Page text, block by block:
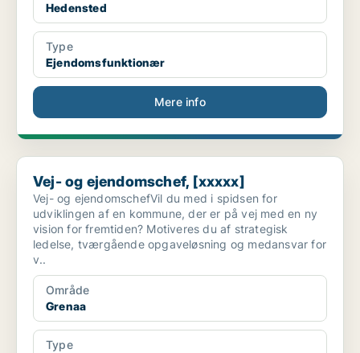
Hedensted
Type
Ejendomsfunktionær
Mere info
Vej- og ejendomschef, [xxxxx]
Vej- og ejendomschef, [xxxxx]
Vej- og ejendomschefVil du med i spidsen for
udviklingen af en kommune, der er på vej med en ny
vision for fremtiden? Motiveres du af strategisk
ledelse, tværgående opgaveløsning og medansvar for
v..
Område
Grenaa
Type